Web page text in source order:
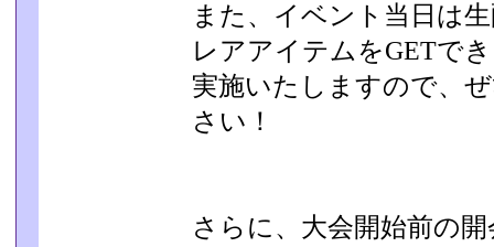
また、イベント当日は
レアアイテムをGETで
実施いたしますので、
さい！
さらに、大会開始前の